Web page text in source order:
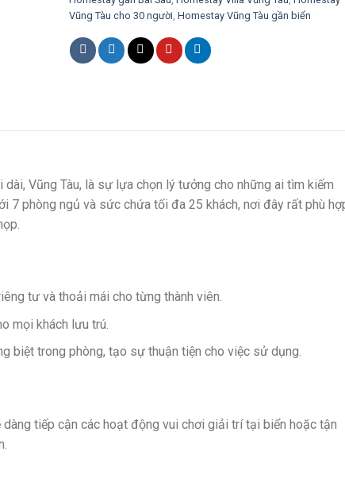
Vũng Tàu cho 30 người Homestay Vũng Tàu gần biển
Vũng Tàu, là sự lựa chọn lý tưởng cho những ai tìm kiếm
7 phòng ngủ và sức chứa tối đa 25 khách, nơi đây rất phù
tư và thoải mái cho từng thành viên.
mọi khách lưu trú.
biệt trong phòng, tạo sự thuận tiện cho việc sử dụng.
tiếp cận các hoạt động vui chơi giải trí tại biển hoặc tận